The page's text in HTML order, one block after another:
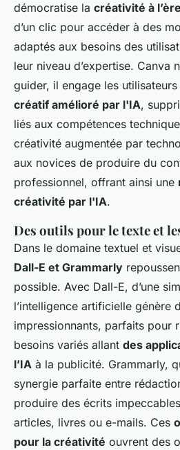
démocratise la créativité à
d’un clic pour accéder à des
adaptés aux besoins des
leur niveau d’expertise. Canva
guider, il engage les utilisateurs
créatif amélioré par l'IA,
liés aux compétences
créativité augmentée par
aux novices de produire du
professionnel, offrant ainsi une
créativité par l'IA.
Des outils pour le texte et
Dans le domaine textuel et
Dall-E et Grammarly
possible. Avec Dall-E, d’une
l’intelligence artificielle génère
impressionnants, parfaits pour
besoins variés allant des
l’IA à la publicité. Grammarly,
synergie parfaite entre
produire des écrits
articles, livres ou e-mails. Ces
pour la créativité ouvrent des